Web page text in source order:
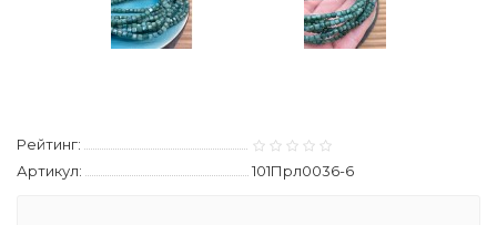
Рейтинг:
Артикул:
101Прл0036-6